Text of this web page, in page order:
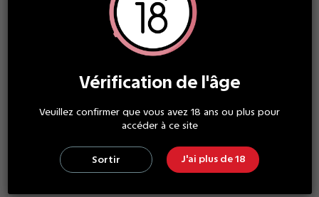
Pod à la saveur de myrtille framboise, adapté aux kits Click &
Chaque pod contient 2ml de e-liquide aux saveurs intenses.
Ce pod est conçu en France.
Détails du produit
Vérification de l'âge
Veuillez confirmer que vous avez 18 ans ou plus pour
accéder à ce site
Sortir J'ai plus de 18